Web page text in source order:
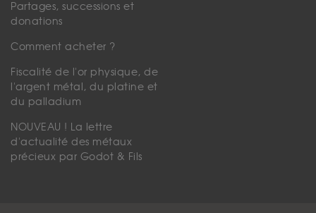
Partages, successions et
donations
Comment acheter ?
Fiscalité de l'or physique, de
l'argent métal, du platine et
du palladium
NOUVEAU ! La lettre
d'actualité des métaux
précieux par Godot & Fils